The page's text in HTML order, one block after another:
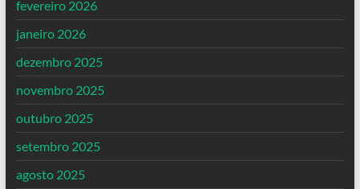
fevereiro 2026
janeiro 2026
dezembro 2025
novembro 2025
outubro 2025
setembro 2025
agosto 2025